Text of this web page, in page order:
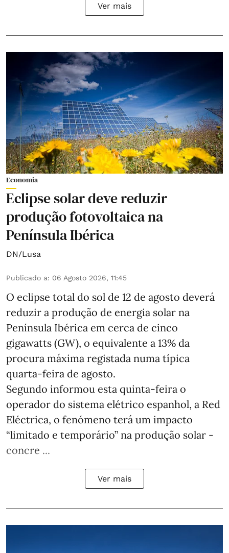
Ver mais
Economia
Eclipse solar deve reduzir
produção fotovoltaica na
Península Ibérica
DN/Lusa
Publicado a: 06 Agosto 2026, 11:45
O eclipse total do sol de 12 de agosto deverá
reduzir a produção de energia solar na
Península Ibérica em cerca de cinco
gigawatts (GW), o equivalente a 13% da
procura máxima registada numa típica
quarta-feira de agosto.
Segundo informou esta quinta-feira o
operador do sistema elétrico espanhol, a Red
Eléctrica, o fenómeno terá um impacto
“limitado e temporário” na produção solar -
concre ...
Ver mais